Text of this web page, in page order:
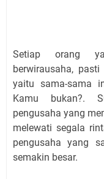
Setiap orang
berwirausaha,
yaitu sama-sama
Kamu bukan?.
pengusaha yang
melewati segala
pengusaha yang
semakin besar.